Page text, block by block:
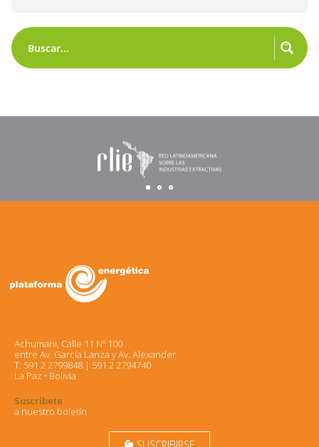
Achumani, Calle 11 Nº 100
entre Av. García Lanza y Av. Alexander
T: 591 2 2799848 | 591 2 2794740
La Paz • Bolivia
Suscríbete
a nuestro boletín
markunread_mailbox